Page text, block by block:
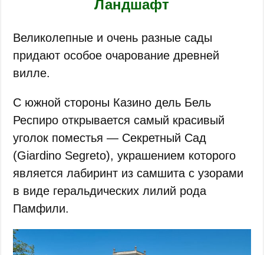
Ландшафт
Великолепные и очень разные сады
придают особое очарование древней
вилле.
С южной стороны Казино дель Бель
Респиро открывается самый красивый
уголок поместья — Секретный Сад
(Giardino Segreto), украшением которого
является лабиринт из самшита с узорами
в виде геральдических лилий рода
Памфили.